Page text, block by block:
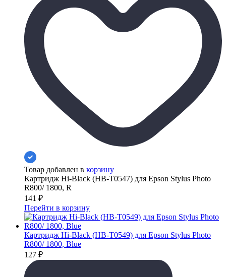
Товар добавлен в корзину
Картридж Hi-Black (HB-T0547) для Epson Stylus Photo
R800/ 1800, R
141 ₽
Перейти в корзину
Картридж Hi-Black (HB-T0549) для Epson Stylus Photo
R800/ 1800, Blue
127 ₽